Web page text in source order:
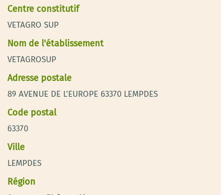
Centre constitutif
VETAGRO SUP
Nom de l'établissement
VETAGROSUP
Adresse postale
89 AVENUE DE L'EUROPE 63370 LEMPDES
Code postal
63370
Ville
LEMPDES
Région